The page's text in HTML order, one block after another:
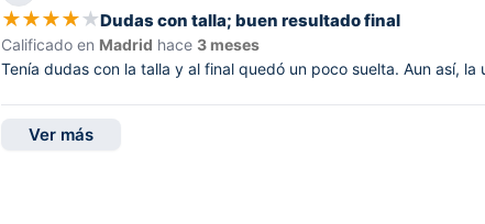
★★★★★Dudas con talla; buen resultado final
Calificado en Madrid hace 3 meses
Tenía dudas con la talla y al final quedó un poco suelta. Aun así,
Ver más